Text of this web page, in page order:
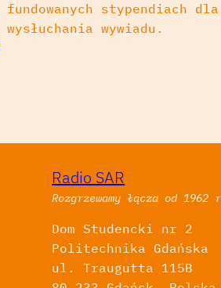
stypendiach
wysłuchania wywiadu.
Radio SAR
Rozgrzewamy łącza od 1962
Dom Studencki nr 2
Politechnika Gdańska
ul. Traugutta 115B